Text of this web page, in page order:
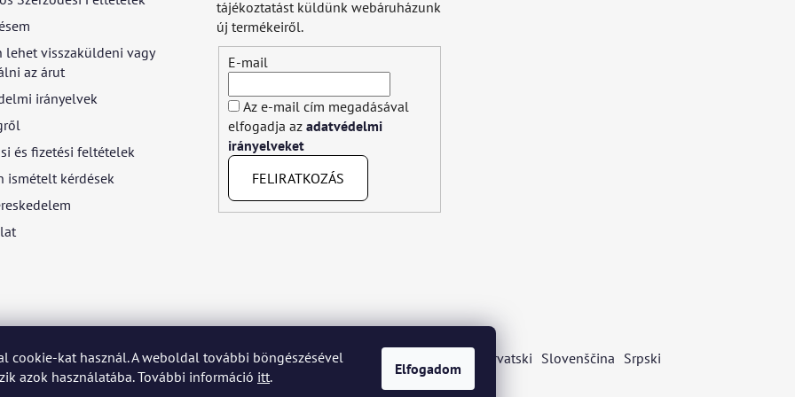
cookie-kat használ. A weboldal további böngészésével
azok használatába. További információ itt. Elfogadom
lehet visszaküldeni vagy
az árut
irányelvek
és fizetési feltételek
ismételt kérdések
tájékoztatást küldünk webáruházunk
új termékeiről.
E-mail
Az e-mail cím megadásával
elfogadja az adatvédelmi
irányelveket
FELIRATKOZÁS
Język polski Română Italiano Español Français Português Hrvatski Slovenščina Srpski
Nederlands Українська Ελληνικά Svenska